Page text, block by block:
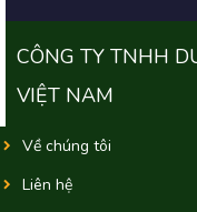
CÔNG TY TNHH
VIỆT NAM
Về chúng tôi
Liên hệ